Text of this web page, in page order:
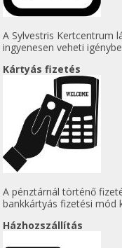
A Sylvestris Kertcentrum
ingyenesen veheti
Kártyás fizetés
A pénztárnál történő
bankkártyás fizetési mód
Házhozszállítás